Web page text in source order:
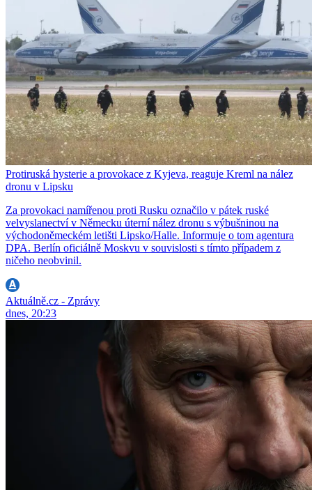
Protiruská hysterie a provokace z Kyjeva, reaguje Kreml na nález
dronu v Lipsku
Za provokaci namířenou proti Rusku označilo v pátek ruské
velvyslanectví v Německu úterní nález dronu s výbušninou na
východoněmeckém letišti Lipsko/Halle. Informuje o tom agentura
DPA. Berlín oficiálně Moskvu v souvislosti s tímto případem z
ničeho neobvinil.
Aktuálně.cz - Zprávy
dnes, 20:23